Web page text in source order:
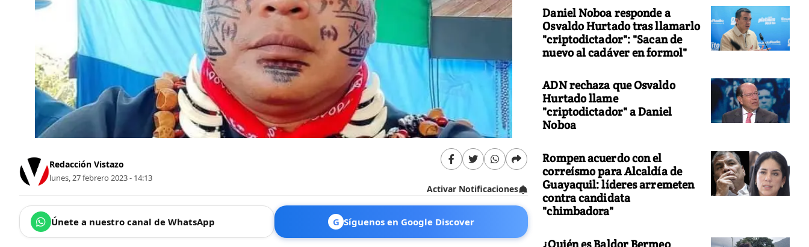
Redacción Vistazo
lunes, 27 febrero 2023 - 14:13
Activar Notificaciones
Únete a nuestro canal de WhatsApp G Síguenos en Google Discover
Daniel Noboa responde a
Osvaldo Hurtado tras llamarlo
"criptodictador": "Sacan de
nuevo al cadáver en formol"
ADN rechaza que Osvaldo
Hurtado llame
"criptodictador" a Daniel
Noboa
Rompen acuerdo con el
correísmo para Alcaldía de
Guayaquil: líderes arremeten
contra candidata
"chimbadora"
¿Quién es Baldor Bermeo